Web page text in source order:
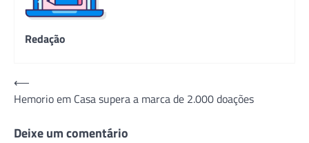
Redação
Navegação
de
Post
⟵
Hemorio em Casa supera a marca de 2.000 doações
Deixe um comentário